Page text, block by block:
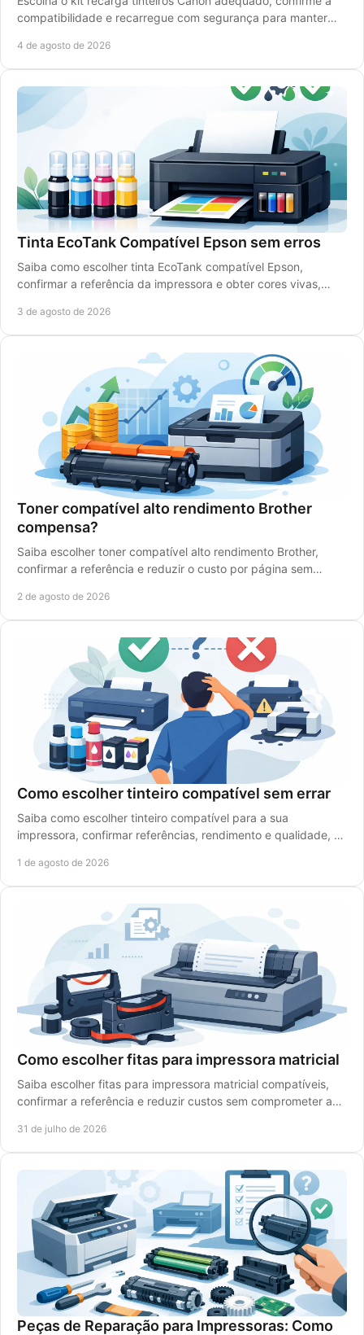
compatibilidade e recarregue com segurança para manter
4 de agosto de 2026
Tinta EcoTank Compatível Epson sem erros
Saiba como escolher tinta EcoTank compatível Epson,
confirmar a referência da impressora e obter cores vivas,
3 de agosto de 2026
Toner compatível alto rendimento Brother
compensa?
Saiba escolher toner compatível alto rendimento Brother,
confirmar a referência e reduzir o custo por página sem
2 de agosto de 2026
Como escolher tinteiro compatível sem errar
Saiba como escolher tinteiro compatível para a sua
impressora, confirmar referências, rendimento e qualidade, e
1 de agosto de 2026
Como escolher fitas para impressora matricial
Saiba escolher fitas para impressora matricial compatíveis,
confirmar a referência e reduzir custos sem comprometer a
31 de julho de 2026
Peças de Reparação para Impressoras: Como